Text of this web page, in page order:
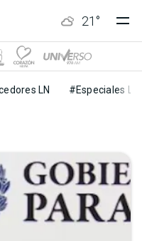
21 °
LN #Especiales LN